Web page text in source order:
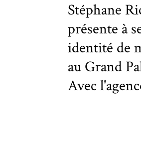
Stéphane
présente à
identité de
au Grand
Avec